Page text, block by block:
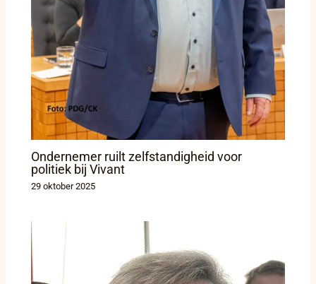
Ondernemer ruilt zelfstandigheid voor
politiek bij Vivant
29 oktober 2025